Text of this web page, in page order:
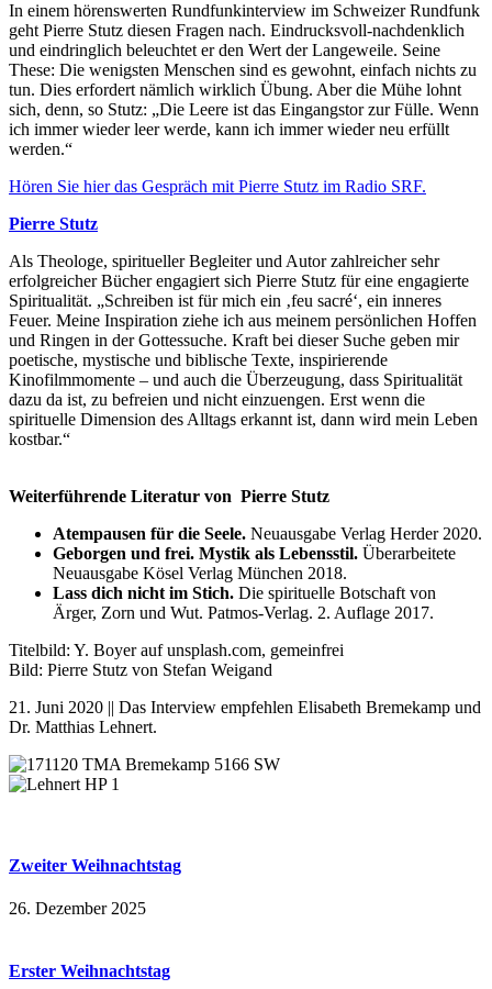
In einem hörenswerten Rundfunkinterview im Schweizer Rundfunk
geht Pierre Stutz diesen Fragen nach. Eindrucksvoll-nachdenklich
und eindringlich beleuchtet er den Wert der Langeweile. Seine
These: Die wenigsten Menschen sind es gewohnt, einfach nichts zu
tun. Dies erfordert nämlich wirklich Übung. Aber die Mühe lohnt
sich, denn, so Stutz: „Die Leere ist das Eingangstor zur Fülle. Wenn
ich immer wieder leer werde, kann ich immer wieder neu erfüllt
werden.“
Hören Sie hier das Gespräch mit Pierre Stutz im Radio SRF.
Pierre Stutz
Als Theologe, spiritueller Begleiter und Autor zahlreicher sehr
erfolgreicher Bücher engagiert sich Pierre Stutz für eine engagierte
Spiritualität. „Schreiben ist für mich ein ‚feu sacré‘, ein inneres
Feuer. Meine Inspiration ziehe ich aus meinem persönlichen Hoffen
und Ringen in der Gottessuche. Kraft bei dieser Suche geben mir
poetische, mystische und biblische Texte, inspirierende
Kinofilmmomente – und auch die Überzeugung, dass Spiritualität
dazu da ist, zu befreien und nicht einzuengen. Erst wenn die
spirituelle Dimension des Alltags erkannt ist, dann wird mein Leben
kostbar.“
Weiterführende Literatur von Pierre Stutz
Atempausen für die Seele. Neuausgabe Verlag Herder 2020.
Geborgen und frei. Mystik als Lebensstil. Überarbeitete
Neuausgabe Kösel Verlag München 2018.
Lass dich nicht im Stich. Die spirituelle Botschaft von
Ärger, Zorn und Wut. Patmos-Verlag. 2. Auflage 2017.
Titelbild: Y. Boyer auf unsplash.com, gemeinfrei
Bild: Pierre Stutz von Stefan Weigand
21. Juni 2020 || Das Interview empfehlen Elisabeth Bremekamp und
Dr. Matthias Lehnert.
Zweiter Weihnachtstag
26. Dezember 2025
Erster Weihnachtstag